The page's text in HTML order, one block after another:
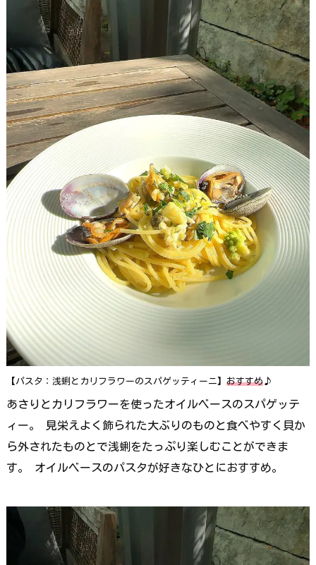
【パスタ：浅蜊とカリフラワーのスパゲッティーニ】 おすすめ ♪
あさりとカリフラワーを使ったオイルベースのスパゲッテ
ィー。 見栄えよく飾られた大ぶりのものと食べやすく貝か
ら外されたものとで浅蜊をたっぷり楽しむことができま
す。 オイルベースのパスタが好きなひとにおすすめ。